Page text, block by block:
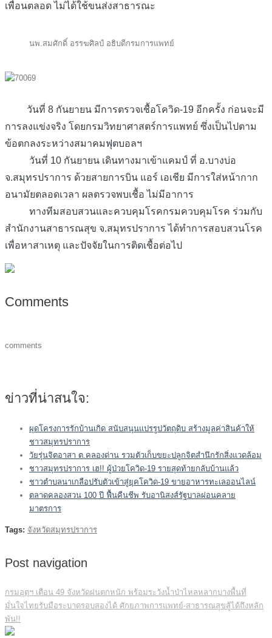
เพื่อนตลอด ไม่ได้ใช้ขนส่งสาธารณะ
นพ.สมศักดิ์ อรรฆศิลป์ อธิบดีกรมการแพทย์
วันที่ 8 กันยายน มีการตรวจเชื้อโควิด-19 อีกครั้ง ก่อนจะมี
การลงแข่งจริง โดยกรมวิทยาศาสตร์การแพทย์ ซึ่งเป็นไปตาม
ข้อตกลงระหว่างสมาคมฟุตบอลฯ
วันที่ 10 กันยายน เดินทางมาเข้าแคมป์ ที่ อ.บางบ่อ
จ.สมุทรปราการ ด้วยสายการบิน แอร์ เอเชีย มีการใส่หน้ากาก
อนามัยตลอดเวลา ผลตรวจพบเชื้อ ไม่มีอาการ
ทางทีมสอบสวนและควบคุมโรคกรมควบคุมโรค ร่วมกับ
สำนักงานสาธารณสุข จ.สมุทรปราการ ได้ทำการสอบสวนโรค
เพื่อหาสาเหตุ และปัจจัยในการติดเชื้อต่อไป
Comments
comments
ข่าวที่น่าสนใจ:
ผุดโครงการรักบ้านเกิด สนับสนุนแปรรูปวัตถุดิบ สร้างมูลค่าสินค้าให้
ชาวสมุทรปราการ
วัยรุ่นจิตอาสา ต.คลองด่าน รวมตัวเก็บขยะปลูกจิตสำนึกรักสิ่งแวดล้อม
ชาวสมุทรปราการ เฮ!! ผู้ป่วยโควิด-19 รายสุดท้ายกลับบ้านแล้ว
ชาวตำบลนาเกลือปรับตัวเข้าสู่ยุคโควิด-19 ขายอาหารทะเลออนไลน์
ตลาดคลองสวน 100 ปี ฟื้นคืนชีพ รับอานิสงส์รัฐบาลผ่อนคลาย
มาตรการ
Tags: จังหวัดสมุทรปราการ
Post navigation
กรมอุตุฯ เตือน 49 จังหวัดฝนตกหนัก พร้อมระวังน้ำป่าไหลหลากบางพื้นที่
มั่นใจไทยรับมือระบาดรอบสองได้ ศักยภาพการแพทย์-สาธารณสุขสู้ได้ถึงหลัก
พัน!!